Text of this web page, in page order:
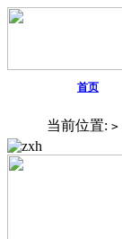
首页
当前位置: >